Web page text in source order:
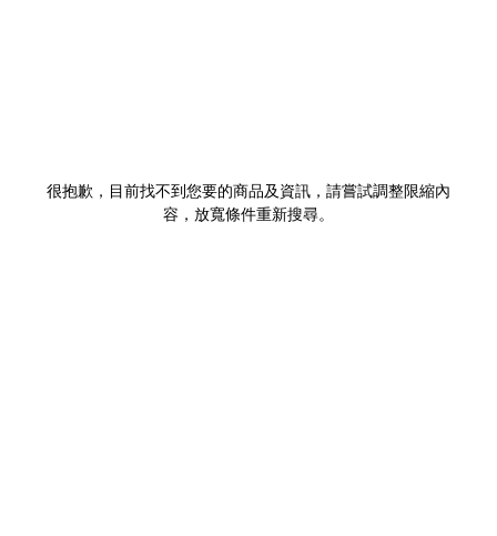
很抱歉，目前找不到您要的商品及資訊，請嘗試調整限縮內
容，放寬條件重新搜尋。